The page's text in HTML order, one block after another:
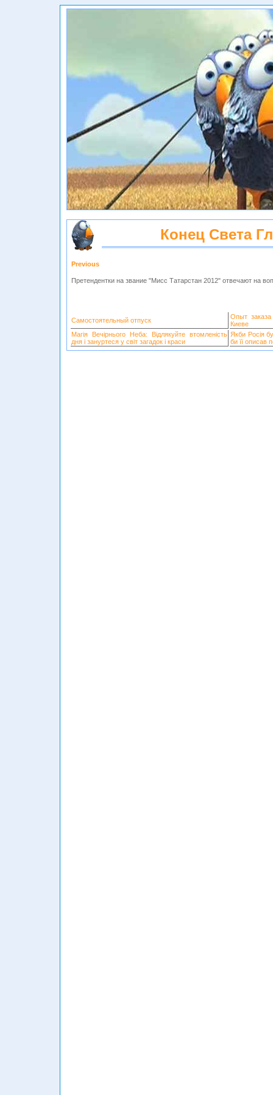
Конец Света
Previous
Претендентки на звание "Мисс Татарстан 2012" отвечают на
Самостоятельный отпуск
Опыт
Киеве
Магія Вечірнього Неба: Відлякуйте втомленість
дня і зануртеся у світ загадок і краси
Якби Росія
би її описав